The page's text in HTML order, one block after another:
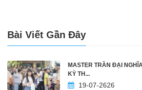
Bài Viết Gần Đây
MASTER TRẦN ĐẠI
KỲ TH...
19-07-2626